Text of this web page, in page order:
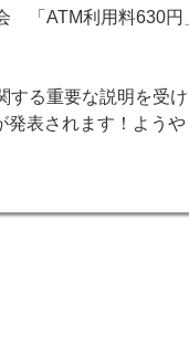
「ATM利用料630円
する重要な説明を受
発表されます！ようや